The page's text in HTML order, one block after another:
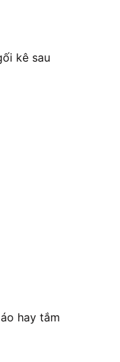
kê sau
hay tắm